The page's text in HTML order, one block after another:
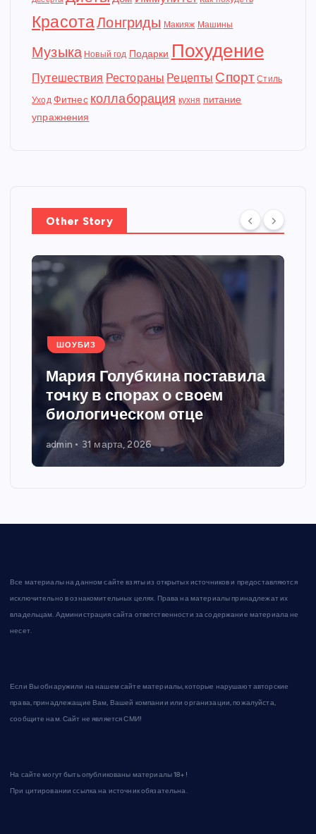
КрасотаЛонгриды Макияж Машины
Музыка Новый год Подарки Похудение
Путешествия Рестораны Рецепты Спорт Стиль
Уход Фитнес коллаборация кухня питание
упражнения
Other Story
ШОУБИЗ
Мария Голубкина поставила
точку в спорах о своем
биологическом отце
admin 31 марта, 2026
Все материалы на данном сайте взяты из открытых источников и предоставляются
исключительно в ознакомительных целях. Права на материалы принадлежат их
владельцам. Администрация сайта ответственности за содержание материала не
несет.
Если Вы обнаружили на нашем сайте материалы, которые нарушают авторские
права, принадлежащие Вам, Вашей компании или организации, пожалуйста,
сообщите нам. Сайт не является СМИ!
На сайте могут быть опубликованы материалы 18+!
При цитировании ссылка на источник обязательна.